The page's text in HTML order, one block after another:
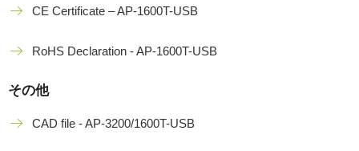
CE Certificate – AP-1600T-USB
RoHS Declaration - AP-1600T-USB
その他
CAD file - AP-3200/1600T-USB